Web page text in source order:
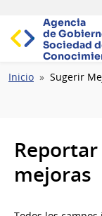
Agencia
de
Sociedad
Ruta
Inicio Sugerir
mejoras